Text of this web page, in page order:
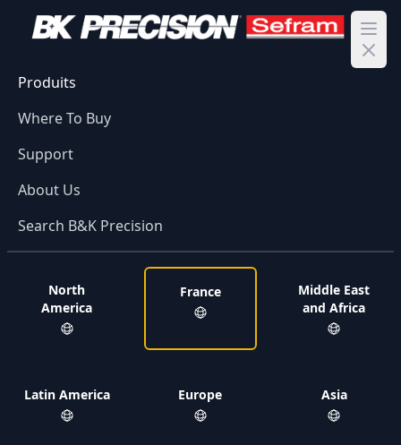
Produits
Where To Buy
Support
About Us
Search B&K Precision
North
America
Latin America
France
Europe
Middle East
and Africa
Asia